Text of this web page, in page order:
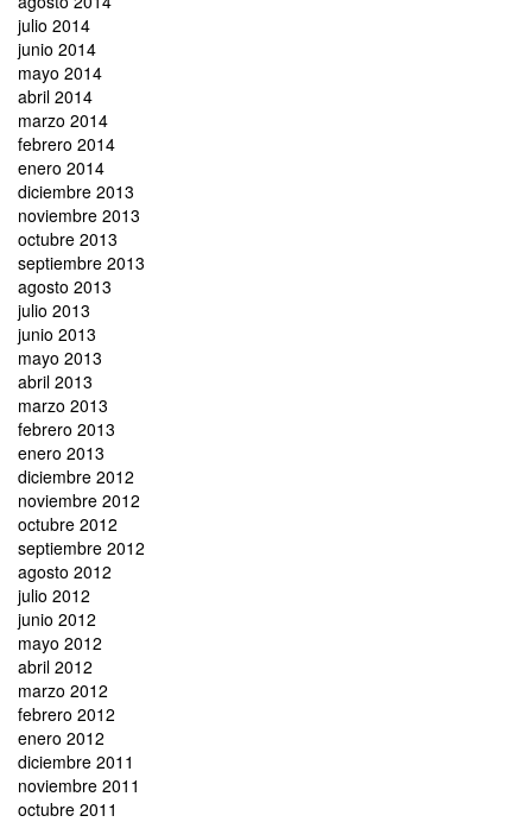
julio 2014
junio 2014
mayo 2014
abril 2014
marzo 2014
febrero 2014
enero 2014
diciembre 2013
noviembre 2013
octubre 2013
septiembre 2013
agosto 2013
julio 2013
junio 2013
mayo 2013
abril 2013
marzo 2013
febrero 2013
enero 2013
diciembre 2012
noviembre 2012
octubre 2012
septiembre 2012
agosto 2012
julio 2012
junio 2012
mayo 2012
abril 2012
marzo 2012
febrero 2012
enero 2012
diciembre 2011
noviembre 2011
octubre 2011